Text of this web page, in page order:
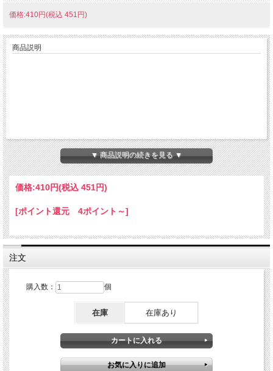
価格:410円(税込 451円)
商品説明
▼ 商品説明の続きを見る ▼
価格:410円(税込 451円)
[ポイント還元 4ポイント～]
注文
購入数： 個
在庫 在庫あり